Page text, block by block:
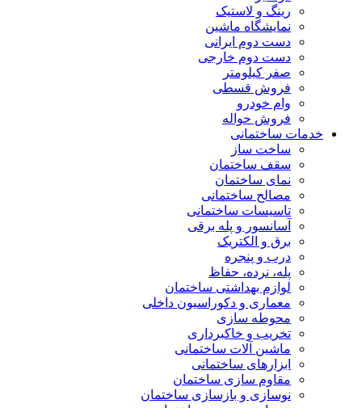
رینگ و لاستیک
نمایشگاه ماشین
دست دوم ایرانی
دست دوم خارجی
صفر کیلومتر
فروش قسطی
وام خودرو
فروش حواله
خدمات ساختمانی
ساخت ساز
سقف ساختمان
نمای ساختمان
مصالح ساختمانی
تاسیسات ساختمانی
آسانسور و پله برقی
برق و الکتریک
درب و پنجره
پله، نرده، حفاظ
لوازم بهداشتی ساختمان
معماری و دکوراسیون داخلی
محوطه سازی
تخریب و خاکبرداری
ماشین آلات ساختمانی
ابزارهای ساختمانی
مقاوم سازی ساختمان
نوسازی و بازسازی ساختمان